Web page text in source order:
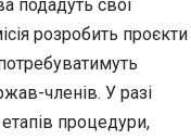
подадуть свої
розробить проєкти
членів. У разі
процедури,